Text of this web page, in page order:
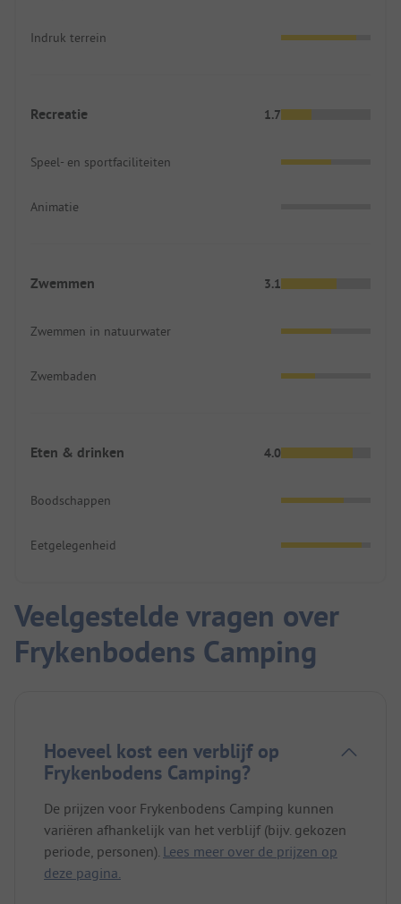
Indruk terrein
Recreatie 1.7
Speel- en sportfaciliteiten
Animatie
Zwemmen 3.1
Zwemmen in natuurwater
Zwembaden
Eten & drinken 4.0
Boodschappen
Eetgelegenheid
Veelgestelde vragen over
Frykenbodens Camping
Hoeveel kost een verblijf op
Frykenbodens Camping?
De prijzen voor Frykenbodens Camping kunnen
variëren afhankelijk van het verblijf (bijv. gekozen
periode, personen). Lees meer over de prijzen op
deze pagina.